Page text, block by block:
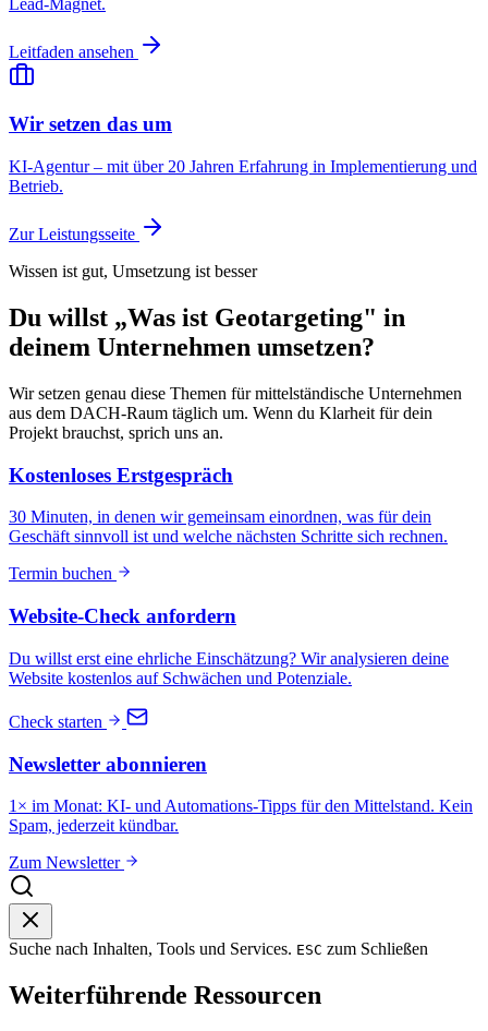
Leitfaden ansehen
Wir setzen das um
KI-Agentur – mit über 20 Jahren Erfahrung in Implementierung und
Betrieb.
Zur Leistungsseite
Wissen ist gut, Umsetzung ist besser
Du willst „Was ist Geotargeting" in
deinem Unternehmen umsetzen?
Wir setzen genau diese Themen für mittelständische Unternehmen
aus dem DACH-Raum täglich um. Wenn du Klarheit für dein
Projekt brauchst, sprich uns an.
Kostenloses Erstgespräch
30 Minuten, in denen wir gemeinsam einordnen, was für dein
Geschäft sinnvoll ist und welche nächsten Schritte sich rechnen.
Termin buchen
Website-Check anfordern
Du willst erst eine ehrliche Einschätzung? Wir analysieren deine
Website kostenlos auf Schwächen und Potenziale.
Check starten
Newsletter abonnieren
1× im Monat: KI- und Automations-Tipps für den Mittelstand. Kein
Spam, jederzeit kündbar.
Zum Newsletter
Suche nach Inhalten, Tools und Services. ESC zum Schließen
Weiterführende Ressourcen